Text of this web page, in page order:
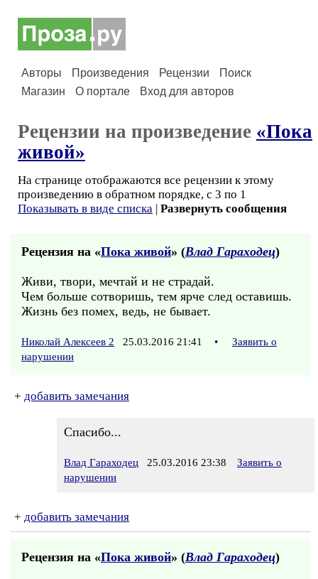
Авторы Произведения Рецензии
Поиск
Магазин
О портале Вход для авторов
Рецензии на произведение «Пока
живой»
На странице отображаются все рецензии к этому
произведению в обратном порядке, с 3 по 1
Показывать в виде списка | Развернуть сообщения
Рецензия на «Пока живой» (Влад Гараходец)
Живи, твори, мечтай и не страдай.
Чем больше сотворишь, тем ярче след оставишь.
Жизнь без помех, ведь, не бывает.
Николай Алексеев 2 25.03.2016 21:41 •
Заявить о
нарушении
+ добавить замечания
Спасибо...
Влад Гараходец 25.03.2016 23:38
Заявить о
нарушении
+ добавить замечания
Рецензия на «Пока живой» (Влад Гараходец)